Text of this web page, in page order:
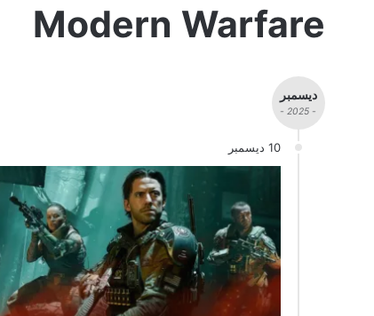
Modern Warfare
ديسمبر
- 2025 -
10 ديسمبر